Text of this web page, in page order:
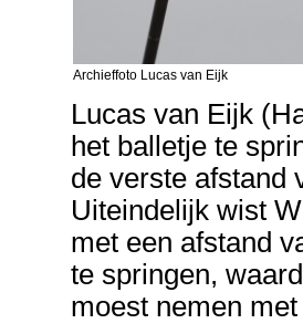
Archieffoto Lucas van Eijk
Lucas van Eijk
het balletje te
de verste afstand
Uiteindelijk wist
met een afstand
te springen,
moest nemen